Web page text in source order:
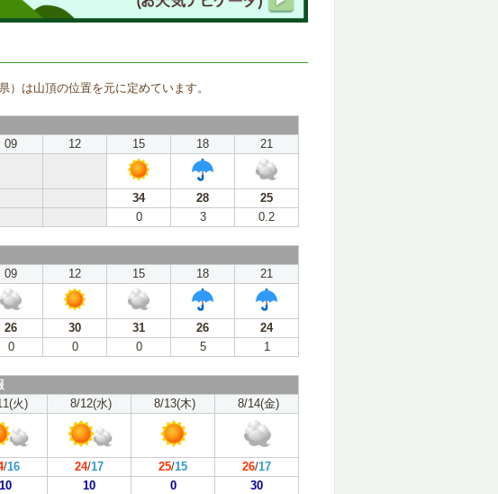
は山頂の位置を元に定めています。
09 12 15 18
21
34 28
25
0 3 0.2
09 12 15 18
21
26 30 31 26
24
0 0 0 5 1
火) 8/12(水) 8/13(木) 8/14(金)
/16 24/17 25/15 26/17
10 10 0 30